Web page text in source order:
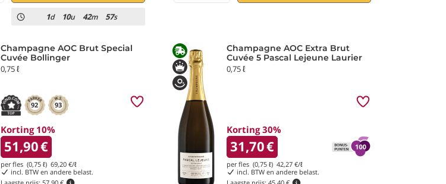
1d 10u 42m 56s
Champagne AOC Brut Special
Cuvée Bollinger
0,75 ℓ
92 93
Korting 10%
51,90€
per fles (0,75 ℓ) 69,20 €/ℓ
incl. BTW en andere belast.
Champagne AOC Extra Brut
Cuvée 5 Pascal Lejeune Laurier
0,75 ℓ
Korting 30%
31,70€
per fles (0,75 ℓ) 42,27 €/ℓ
incl. BTW en andere belast.